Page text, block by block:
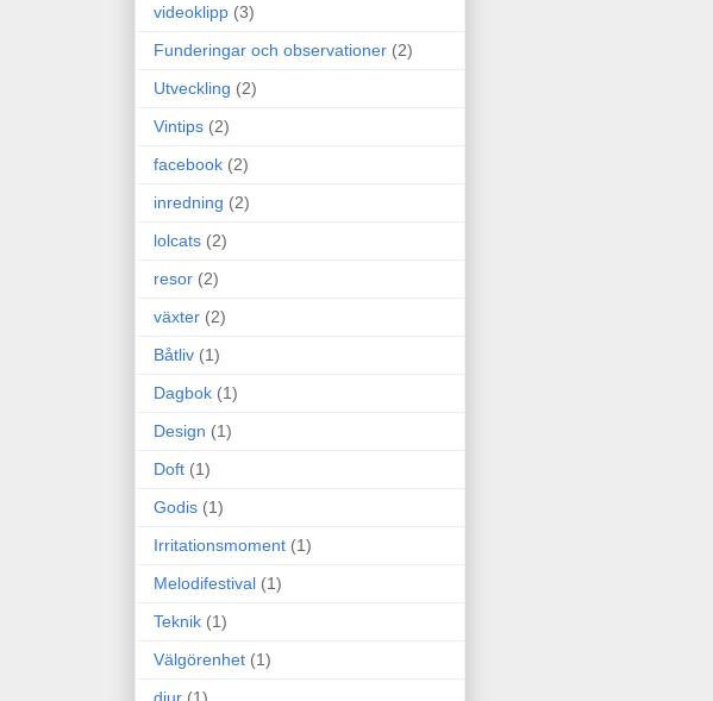
videoklipp (3)
Funderingar och observationer (2)
Utveckling (2)
Vintips (2)
facebook (2)
inredning (2)
lolcats (2)
resor (2)
växter (2)
Båtliv (1)
Dagbok (1)
Design (1)
Doft (1)
Godis (1)
Irritationsmoment (1)
Melodifestival (1)
Teknik (1)
Välgörenhet (1)